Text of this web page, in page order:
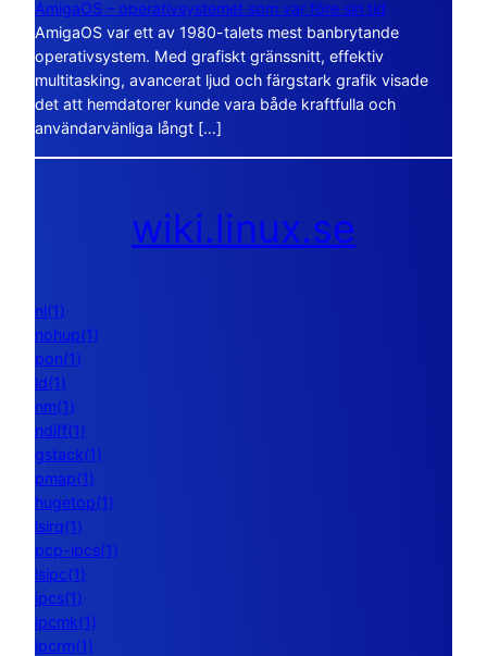
AmigaOS – operativsystemet som var före sin tid
AmigaOS var ett av 1980-talets mest banbrytande
operativsystem. Med grafiskt gränssnitt, effektiv
multitasking, avancerat ljud och färgstark grafik visade
det att hemdatorer kunde vara både kraftfulla och
användarvänliga långt […]
wiki.linux.se
nl(1)
nohup(1)
pon(1)
ld(1)
nm(1)
ndiff(1)
gstack(1)
pmap(1)
hugetop(1)
lsirq(1)
pcp-ipcs(1)
lsipc(1)
ipcs(1)
ipcmk(1)
ipcrm(1)